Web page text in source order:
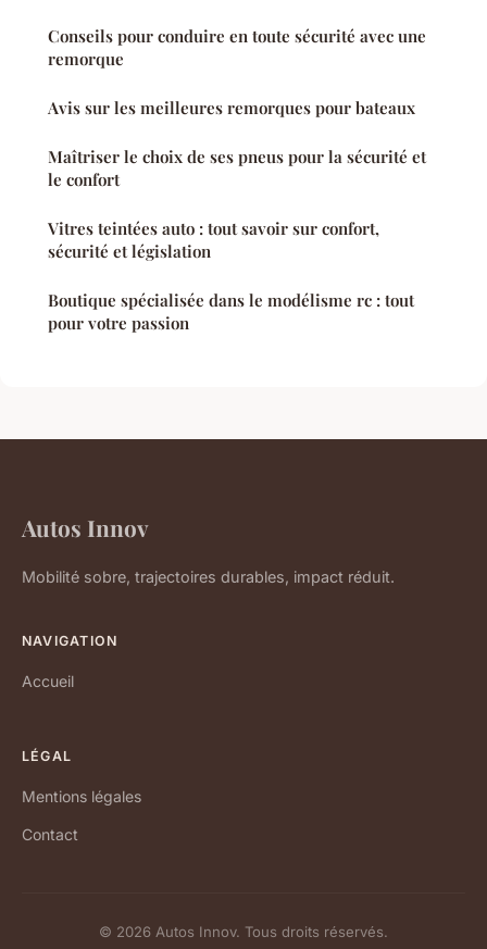
Conseils pour conduire en toute sécurité avec une
remorque
Avis sur les meilleures remorques pour bateaux
Maîtriser le choix de ses pneus pour la sécurité et
le confort
Vitres teintées auto : tout savoir sur confort,
sécurité et législation
Boutique spécialisée dans le modélisme rc : tout
pour votre passion
Autos Innov
Mobilité sobre, trajectoires durables, impact réduit.
NAVIGATION
Accueil
LÉGAL
Mentions légales
Contact
© 2026 Autos Innov. Tous droits réservés.